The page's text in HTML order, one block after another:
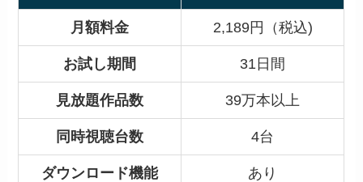
月額料金 2,189円（税込)
お試し期間 31日間
見放題作品数 39万本以上
同時視聴台数 4台
ダウンロード機能 あり